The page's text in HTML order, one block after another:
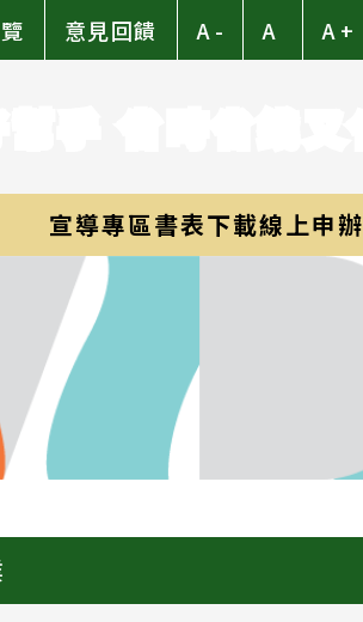
意見回饋 A - A A +
宣導專區書表下載線上申辦